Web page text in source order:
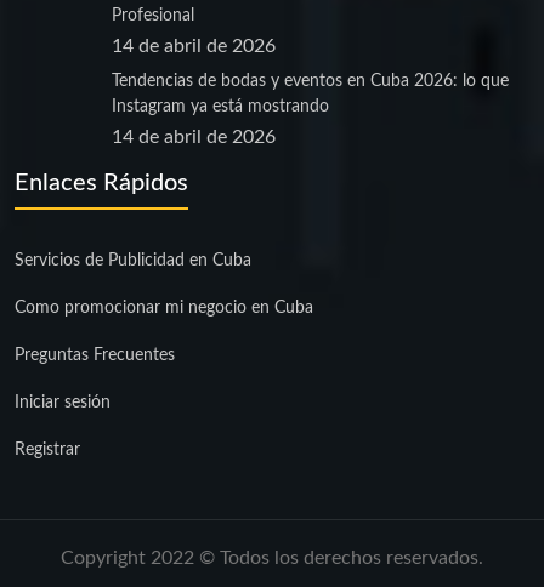
Profesional
14 de abril de 2026
Tendencias de bodas y eventos en Cuba 2026: lo que
Instagram ya está mostrando
14 de abril de 2026
Enlaces Rápidos
Servicios de Publicidad en Cuba
Como promocionar mi negocio en Cuba
Preguntas Frecuentes
Iniciar sesión
Registrar
Copyright 2022 © Todos los derechos reservados.